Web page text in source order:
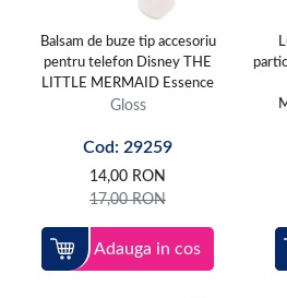
Balsam de buze tip accesoriu
pentru telefon Disney THE
LITTLE MERMAID Essence
Gloss
Cod: 29259
14,00 RON
17,00RON
Adauga in cos